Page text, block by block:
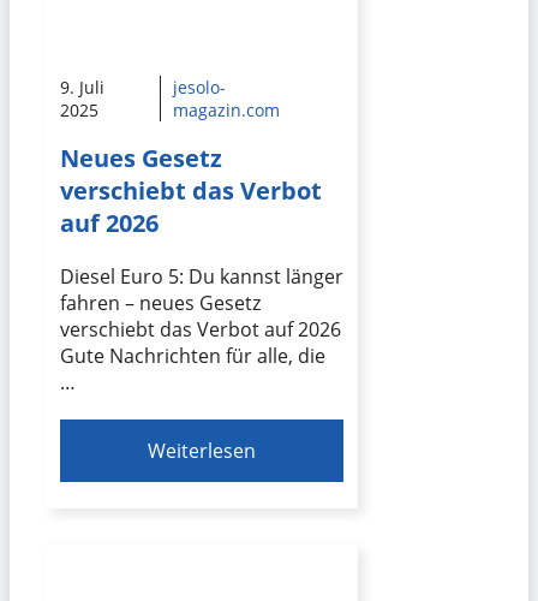
9. Juli
2025
jesolo-
magazin.com
Neues Gesetz
verschiebt das Verbot
auf 2026
Diesel Euro 5: Du kannst länger
fahren – neues Gesetz
verschiebt das Verbot auf 2026
Gute Nachrichten für alle, die
…
Weiterlesen